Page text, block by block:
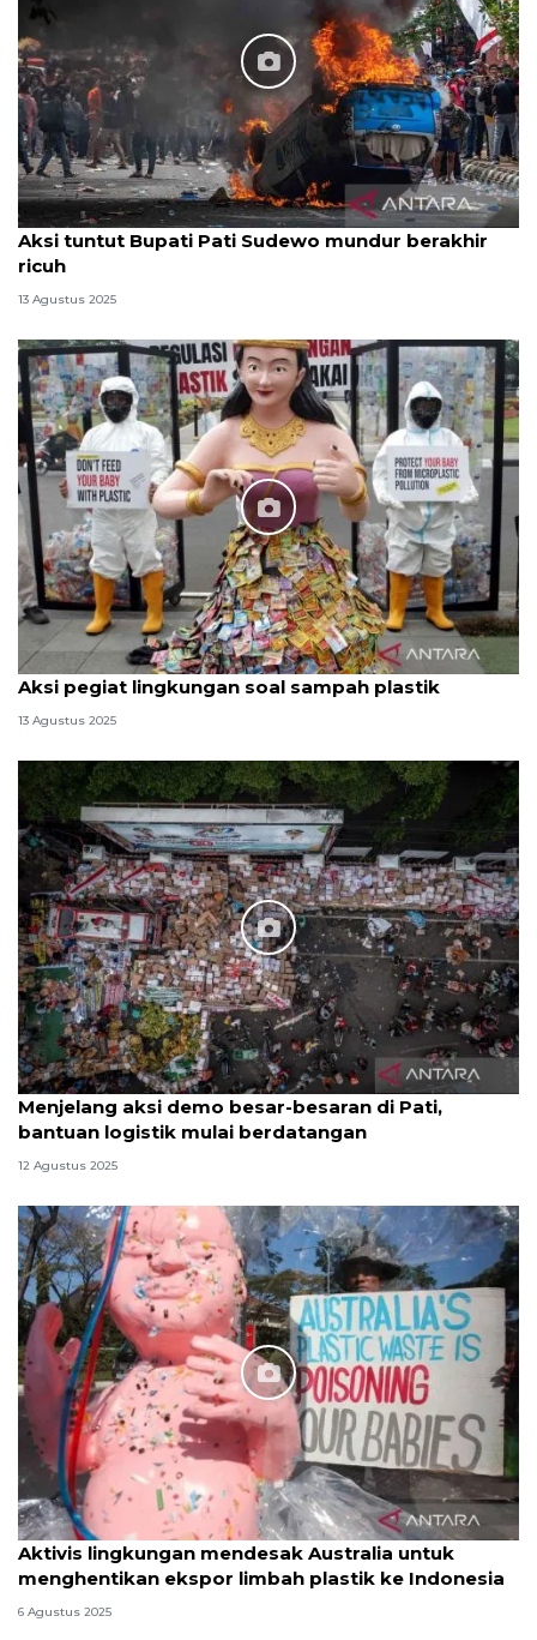
Aksi tuntut Bupati Pati Sudewo mundur berakhir
ricuh
13 Agustus 2025
Aksi pegiat lingkungan soal sampah plastik
13 Agustus 2025
Menjelang aksi demo besar-besaran di Pati,
bantuan logistik mulai berdatangan
12 Agustus 2025
Aktivis lingkungan mendesak Australia untuk
menghentikan ekspor limbah plastik ke Indonesia
6 Agustus 2025